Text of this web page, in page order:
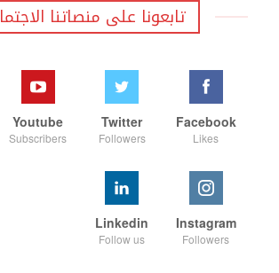
تابعونا على منصاتنا
Facebook
Likes
Twitter
Followers
Youtube
Subscribers
Instagram
Followers
Linkedin
Follow us